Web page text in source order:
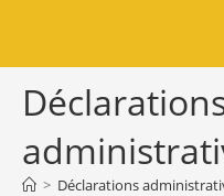
> Déclarations